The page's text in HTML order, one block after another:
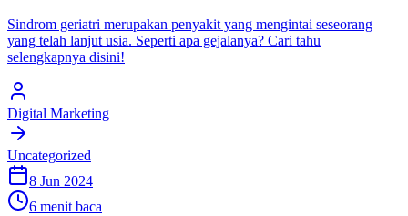
Sindrom geriatri merupakan penyakit yang mengintai seseorang
yang telah lanjut usia. Seperti apa gejalanya? Cari tahu
selengkapnya disini!
Digital Marketing
Uncategorized
8 Jun 2024
6 menit baca